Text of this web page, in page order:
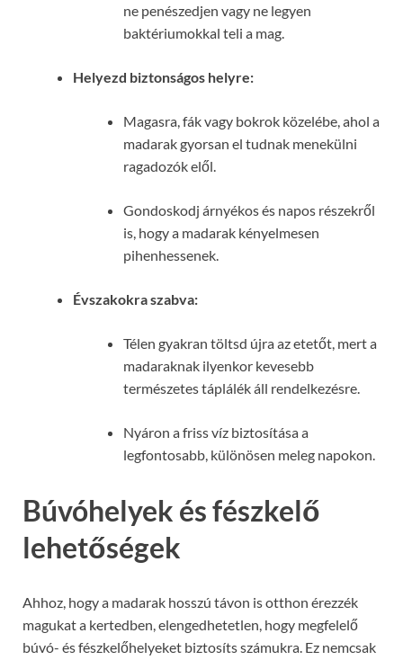
ne penészedjen vagy ne legyen
baktériumokkal teli a mag.
Helyezd biztonságos helyre:
Magasra, fák vagy bokrok közelébe, ahol a
madarak gyorsan el tudnak menekülni
ragadozók elől.
Gondoskodj árnyékos és napos részekről
is, hogy a madarak kényelmesen
pihenhessenek.
Évszakokra szabva:
Télen gyakran töltsd újra az etetőt, mert a
madaraknak ilyenkor kevesebb
természetes táplálék áll rendelkezésre.
Nyáron a friss víz biztosítása a
legfontosabb, különösen meleg napokon.
Búvóhelyek és fészkelő
lehetőségek
Ahhoz, hogy a madarak hosszú távon is otthon érezzék
magukat a kertedben, elengedhetetlen, hogy megfelelő
búvó- és fészkelőhelyeket biztosíts számukra. Ez nemcsak